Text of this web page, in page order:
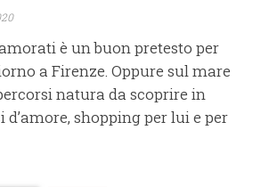
è un buon pretesto per
a Firenze. Oppure sul mare
natura da scoprire in
d’amore, shopping per lui e per